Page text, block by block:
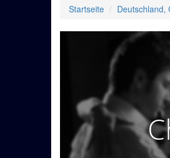
Startseite Deutschland,